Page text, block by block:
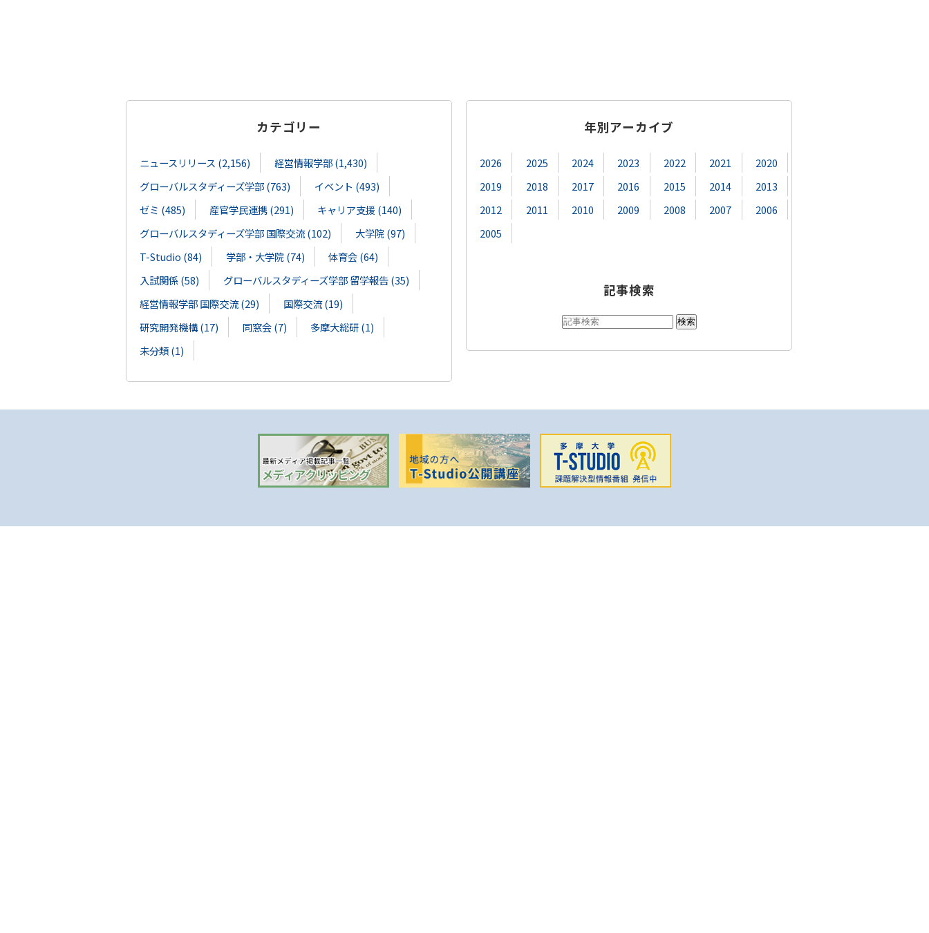
カテゴリー
ニュースリリース (2,156)
経営情報学部 (1,430)
グローバルスタディーズ学部 (763)
イベント (493)
ゼミ (485)
産官学民連携 (291)
キャリア支援 (140)
グローバルスタディーズ学部 国際交流 (102)
大学院 (97)
T-Studio (84)
学部・大学院 (74)
体育会 (64)
入試関係 (58)
グローバルスタディーズ学部 留学報告 (35)
経営情報学部 国際交流 (29)
国際交流 (19)
研究開発機構 (17)
同窓会 (7)
多摩大総研 (1)
未分類 (1)
年別アーカイブ
2026 2025 2024 2023 2022 2021
2020
2019
2018 2017 2016 2015 2014
2013
2012
2011 2010 2009 2008 2007
2006
2005
記事検索